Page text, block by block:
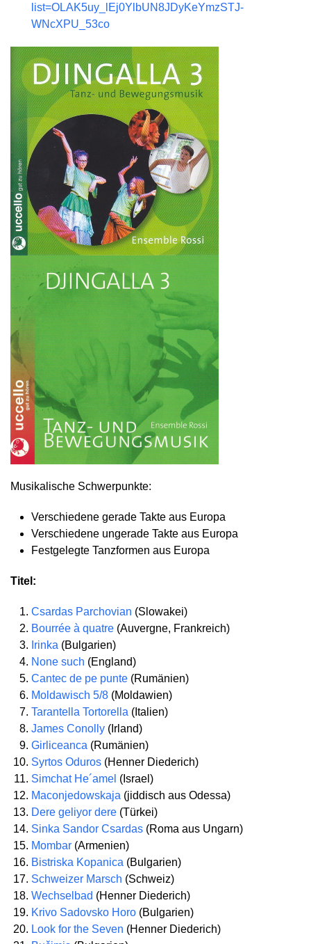
list=OLAK5uy_lEj0YlbUN8JDyKeYmzSTJ-
WNcXPU_53co
Musikalische Schwerpunkte:
Verschiedene gerade Takte aus Europa
Verschiedene ungerade Takte aus Europa
Festgelegte Tanzformen aus Europa
Titel:
Csardas Parchovian (Slowakei)
Bourrée à quatre (Auvergne, Frankreich)
Irinka (Bulgarien)
None such (England)
Cantec de pe punte (Rumänien)
Moldawisch 5/8 (Moldawien)
Tarantella Tortorella (Italien)
James Conolly (Irland)
Girliceanca (Rumänien)
Syrtos Oduros (Henner Diederich)
Simchat He´amel (Israel)
Maconjedowskaja (jiddisch aus Odessa)
Dere geliyor dere (Türkei)
Sinka Sandor Csardas (Roma aus Ungarn)
Mombar (Armenien)
Bistriska Kopanica (Bulgarien)
Schweizer Marsch (Schweiz)
Wechselbad (Henner Diederich)
Krivo Sadovsko Horo (Bulgarien)
Look for the Seven (Henner Diederich)